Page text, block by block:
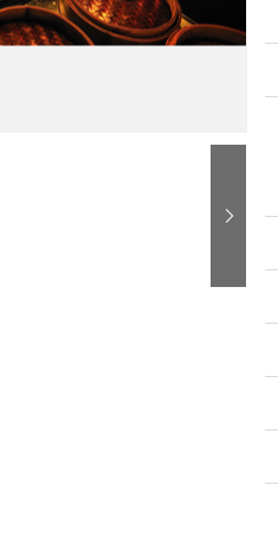
下一張